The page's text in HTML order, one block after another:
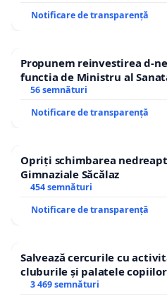
Notificare de transparență
Propunem reinvestirea d-
functia de Ministru al
56 semnături
Notificare de transparență
Opriți schimbarea
Gimnaziale Săcălaz
454 semnături
Notificare de transparență
Salvează cercurile cu
cluburile și palatele copiilor
3 469 semnături